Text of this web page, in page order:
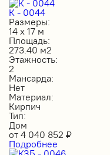
К - 0044
Размеры:
14 х 17 м
Площадь:
273.40 м2
Этажность:
2
Мансарда:
Нет
Материал:
Кирпич
Тип:
Дом
от 4 040 852 ₽
Подробнее